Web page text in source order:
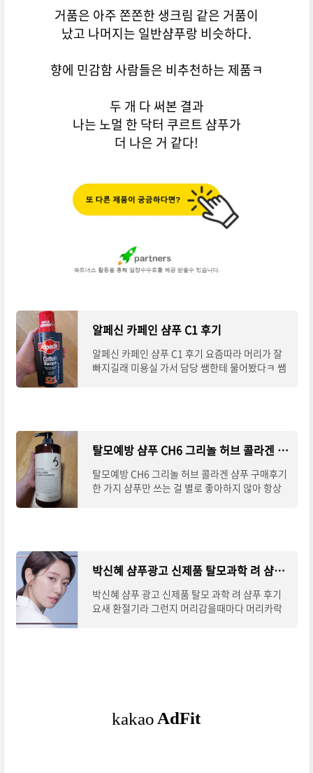
거품은 아주 쫀쫀한 생크림 같은 거품이
났고 나머지는 일반샴푸랑 비슷하다.
향에 민감함 사람들은 비추천하는 제품ㅋ
두 개 다 써본 결과
나는 노멀 한 닥터 쿠르트 샴푸가
더 나은 거 같다!
알페신 카페인 샴푸 C1 후기
알페신 카페인 샴푸 C1 후기 요즘따라 머리가 잘
빠지길래 미용실 가서 담당 쌤한테 물어봤다ㅋ 쌤
탈모예방 샴푸 CH6 그리놀 허브 콜라겐 구매후기
탈모예방 CH6 그리놀 허브 콜라겐 샴푸 구매후기
한 가지 샴푸만 쓰는 걸 별로 좋아하지 않아 항상
박신혜 샴푸광고 신제품 탈모과학 려 샴푸 후기
박신혜 샴푸 광고 신제품 탈모 과학 려 샴푸 후기
요새 환절기라 그런지 머리감을때마다 머리카락